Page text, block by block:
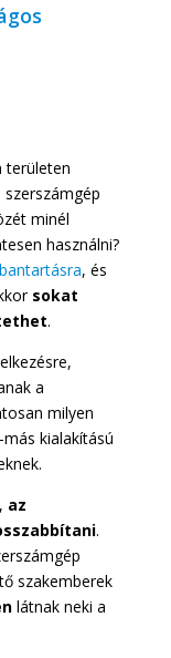
területen
minél
használni?
, és
sokat
.
a
milyen
kialakítású
az
.
szakemberek
látnak neki a